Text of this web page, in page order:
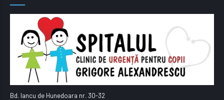
Bd. Iancu de Hunedoara nr. 30-32